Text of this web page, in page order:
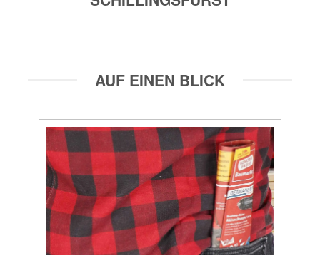
AUF EINEN BLICK